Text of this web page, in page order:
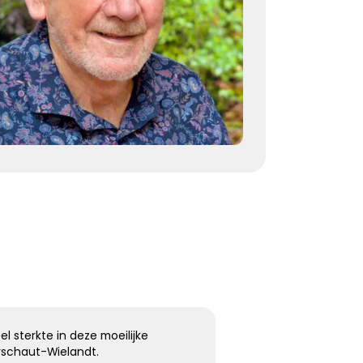
sterkte in deze moeilijke
Wielandt.
herinneringen voor altijd troost
Kies dit gedicht
Terugdenken met sterkte